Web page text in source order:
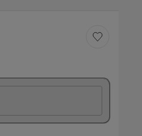
Sauvegarder le